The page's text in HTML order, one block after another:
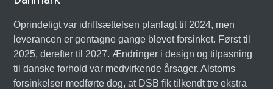
Oprindeligt var idriftsættelsen planlagt til 2024, men
leverancen er gentagne gange blevet forsinket. Først til
2025, derefter til 2027. Ændringer i design og tilpasning
til danske forhold var medvirkende årsager. Alstoms
forsinkelser medførte dog, at DSB fik tilkendt tre ekstra